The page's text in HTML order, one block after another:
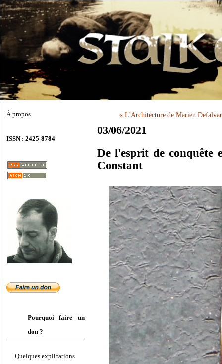
À propos
ISSN : 2425-8784
Pourquoi faire un
don ?
Quelques explications
« L'Architecture de Marien
03/06/2021
De l'esprit de conquête
Constant